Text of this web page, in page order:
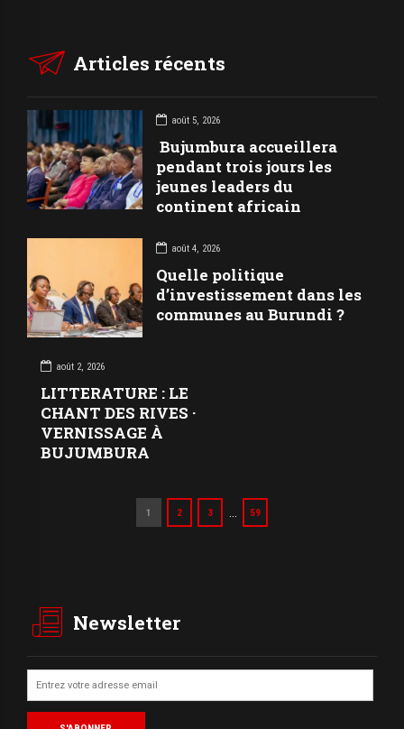
Articles récents
août 5, 2026
Bujumbura accueillera
pendant trois jours les
jeunes leaders du
continent africain
août 4, 2026
Quelle politique
d’investissement dans les
communes au Burundi ?
août 2, 2026
LITTERATURE : LE
CHANT DES RIVES ·
VERNISSAGE À
BUJUMBURA
1 2 3 59
Newsletter